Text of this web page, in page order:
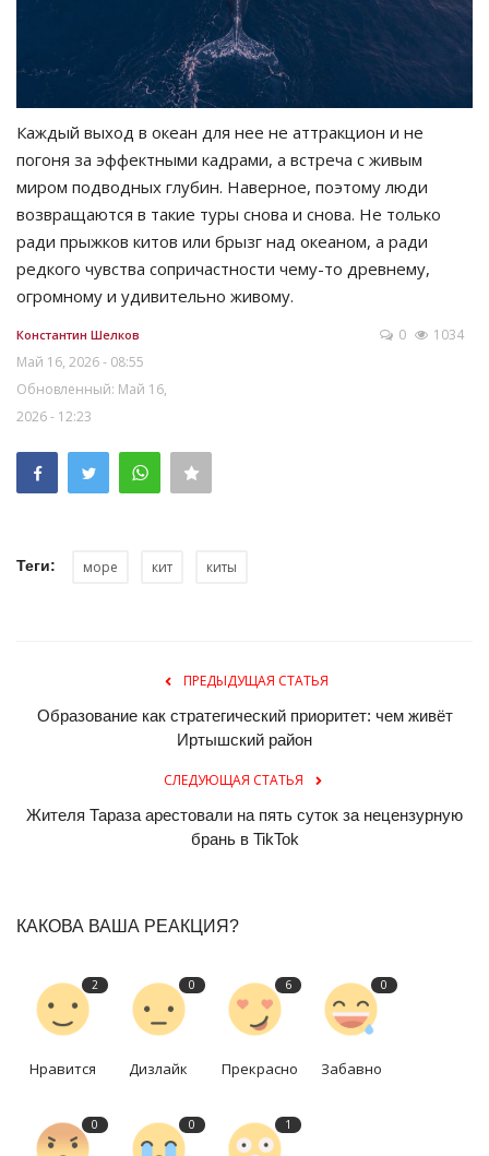
Каждый выход в океан для нее не аттракцион и не
погоня за эффектными кадрами, а встреча с живым
миром подводных глубин. Наверное, поэтому люди
возвращаются в такие туры снова и снова. Не только
ради прыжков китов или брызг над океаном, а ради
редкого чувства сопричастности чему-то древнему,
огромному и удивительно живому.
Константин Шелков
Май 16, 2026 - 08:55
Обновленный: Май 16,
2026 - 12:23
0 1034
Теги: море кит киты
ПРЕДЫДУЩАЯ СТАТЬЯ
Образование как стратегический приоритет: чем живёт
Иртышский район
СЛЕДУЮЩАЯ СТАТЬЯ
Жителя Тараза арестовали на пять суток за нецензурную
брань в TikTok
КАКОВА ВАША РЕАКЦИЯ?
2
Нравится
0
Дизлайк
6
Прекрасно
0
Забавно
0 0 1